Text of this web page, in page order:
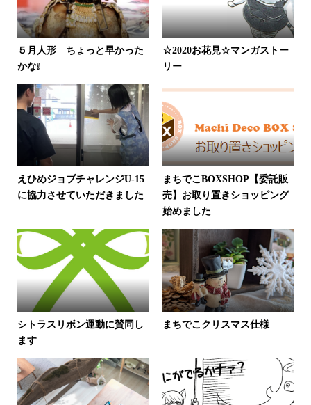
５月人形 ちょっと早かった
かな❕
☆2020お花見☆マンガストー
リー
えひめジョブチャレンジU-15
に協力させていただきました
まちでこBOXSHOP【委託販
売】お取り置きショッピング
始めました
シトラスリボン運動に賛同し
ます
まちでこクリスマス仕様